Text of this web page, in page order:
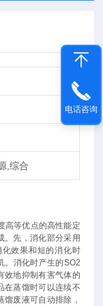
,综合
高等优点的高性能定
。先，消化部分采用
效果和短的消化时
。消化时产生的SO2
效地抑制有害气体的
在蒸馏时可以连续不
废液可自动排除，
电话咨询